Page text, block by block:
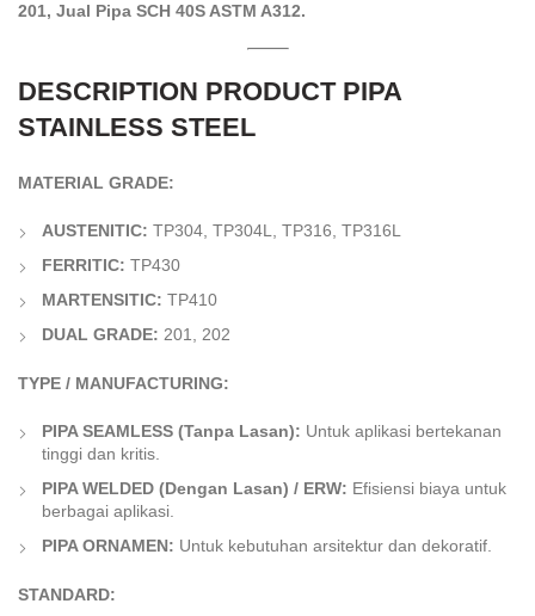
201, Jual Pipa SCH 40S ASTM A312.
DESCRIPTION PRODUCT PIPA
STAINLESS STEEL
MATERIAL GRADE:
AUSTENITIC: TP304, TP304L, TP316, TP316L
FERRITIC: TP430
MARTENSITIC: TP410
DUAL GRADE: 201, 202
TYPE / MANUFACTURING:
PIPA SEAMLESS (Tanpa Lasan): Untuk aplikasi bertekanan
tinggi dan kritis.
PIPA WELDED (Dengan Lasan) / ERW: Efisiensi biaya untuk
berbagai aplikasi.
PIPA ORNAMEN: Untuk kebutuhan arsitektur dan dekoratif.
STANDARD: